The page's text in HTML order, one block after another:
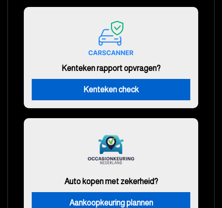
Kenteken rapport opvragen?
Kenteken check
Auto kopen met zekerheid?
Aankoopkeuring plannen